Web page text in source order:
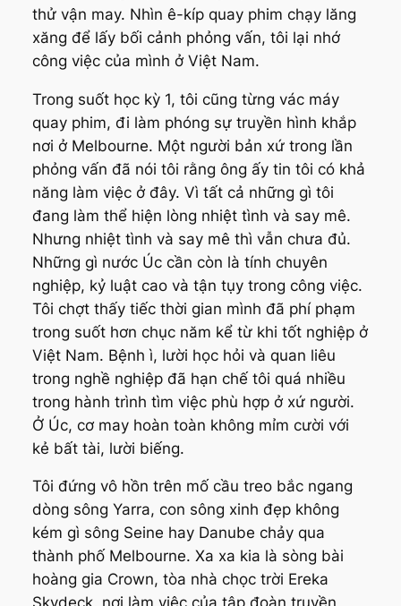
thử vận may. Nhìn ê-kíp quay phim chạy lăng
xăng để lấy bối cảnh phỏng vấn, tôi lại nhớ
công việc của mình ở Việt Nam.
Trong suốt học kỳ 1, tôi cũng từng vác máy
quay phim, đi làm phóng sự truyền hình khắp
nơi ở Melbourne. Một người bản xứ trong lần
phỏng vấn đã nói tôi rằng ông ấy tin tôi có khả
năng làm việc ở đây. Vì tất cả những gì tôi
đang làm thể hiện lòng nhiệt tình và say mê.
Nhưng nhiệt tình và say mê thì vẫn chưa đủ.
Những gì nước Úc cần còn là tính chuyên
nghiệp, kỷ luật cao và tận tụy trong công việc.
Tôi chợt thấy tiếc thời gian mình đã phí phạm
trong suốt hơn chục năm kể từ khi tốt nghiệp ở
Việt Nam. Bệnh ì, lười học hỏi và quan liêu
trong nghề nghiệp đã hạn chế tôi quá nhiều
trong hành trình tìm việc phù hợp ở xứ người.
Ở Úc, cơ may hoàn toàn không mỉm cười với
kẻ bất tài, lười biếng.
Tôi đứng vô hồn trên mố cầu treo bắc ngang
dòng sông Yarra, con sông xinh đẹp không
kém gì sông Seine hay Danube chảy qua
thành phố Melbourne. Xa xa kia là sòng bài
hoàng gia Crown, tòa nhà chọc trời Ereka